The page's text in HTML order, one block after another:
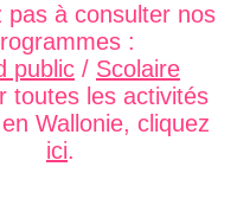
pas à consulter nos
:
public / Scolaire
toutes les activités
Wallonie, cliquez
ici.